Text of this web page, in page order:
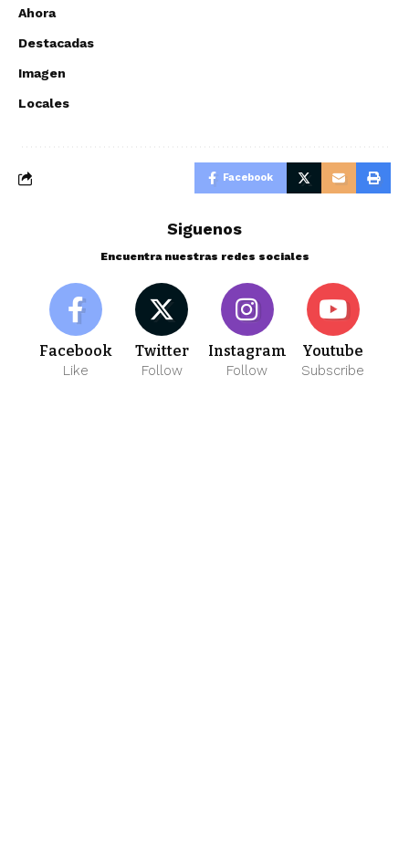
Ahora
Destacadas
Imagen
Locales
Facebook
Siguenos
Encuentra nuestras redes sociales
Facebook
Like
Twitter
Follow
Instagram
Follow
Youtube
Subscribe